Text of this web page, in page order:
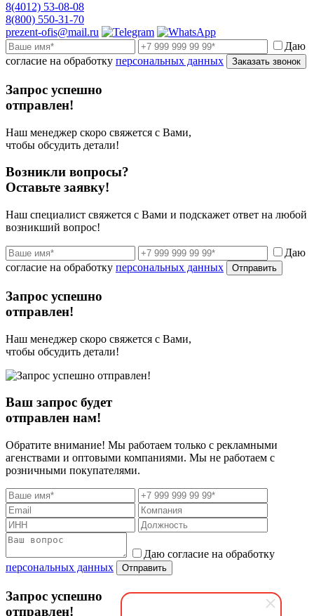
8(4012) 53-08-08
8(800) 550-31-70
prezent-ofis@mail.ru
Даю
согласие на обработку персональных данных Заказать звонок
Запрос успешно
отправлен!
Наш менеджер скоро свяжется с Вами,
чтобы обсудить детали!
Возникли вопросы?
Оставьте заявку!
Наш специалист свяжется с Вами и подскажет ответ на любой
возникший вопрос!
Даю
согласие на обработку персональных данных Отправить
Запрос успешно
отправлен!
Наш менеджер скоро свяжется с Вами,
чтобы обсудить детали!
Ваш запрос будет
отправлен нам!
Обратите внимание! Мы работаем только с рекламными
агенствами и оптовыми компаниями. Мы не работаем с
розничными покупателями.
Даю согласие на обработку
персональных данных
Отправить
Запрос успешно
отправлен!